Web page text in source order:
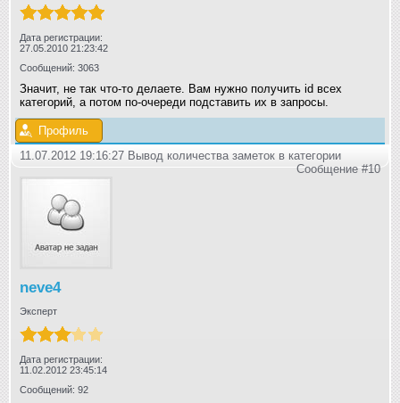
Дата регистрации:
27.05.2010 21:23:42
Сообщений: 3063
Значит, не так что-то делаете. Вам нужно получить id всех
категорий, а потом по-очереди подставить их в запросы.
Профиль
11.07.2012 19:16:27 Вывод количества заметок в категории
Сообщение #10
neve4
Эксперт
Дата регистрации:
11.02.2012 23:45:14
Сообщений: 92